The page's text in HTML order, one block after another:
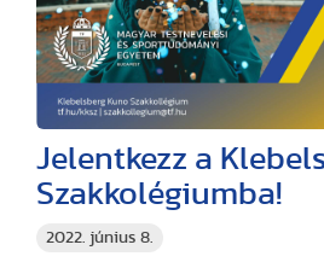
2022. június 8.
Jelentkezz a
Szakkolégiumba!